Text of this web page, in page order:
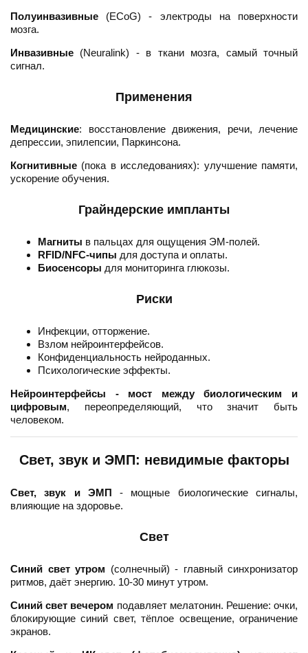
Полуинвазивные (ECoG) - электроды на поверхности
мозга.
Инвазивные (Neuralink) - в ткани мозга, самый точный
сигнал.
Применения
Медицинские: восстановление движения, речи, лечение
депрессии, эпилепсии, Паркинсона.
Когнитивные (пока в исследованиях): улучшение памяти,
ускорение обучения.
Грайндерские импланты
Магниты в пальцах для ощущения ЭМ-полей.
RFID/NFC-чипы для доступа и оплаты.
Биосенсоры для мониторинга глюкозы.
Риски
Инфекции, отторжение.
Взлом нейроинтерфейсов.
Конфиденциальность нейроданных.
Психологические эффекты.
Нейроинтерфейсы - мост между биологическим и
цифровым, переопределяющий, что значит быть
человеком.
Свет, звук и ЭМП: невидимые факторы
Свет, звук и ЭМП - мощные биологические сигналы,
влияющие на здоровье.
Свет
Синий свет утром (солнечный) - главный синхронизатор
ритмов, даёт энергию. 10-30 минут утром.
Синий свет вечером подавляет мелатонин. Решение: очки,
блокирующие синий свет, тёплое освещение, ограничение
экранов.